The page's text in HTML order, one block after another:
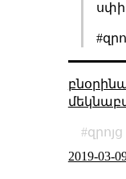
զրոյց
2019-03-